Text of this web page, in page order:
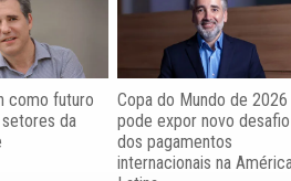
como futuro
da
Copa do Mundo de 2026
pode expor novo desafio
dos pagamentos
internacionais na